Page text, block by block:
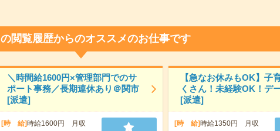
の閲覧履歴からのオススメのお仕事です
＼時間給1600円×管理部門でのサ
ポート事務／長期連休あり＠関市
[派遣]
[時 給]時給1600円 月収
【急なお休みもOK】子
くさん！未経験OK！デ
[派遣]
[時 給]時給1350円 月収